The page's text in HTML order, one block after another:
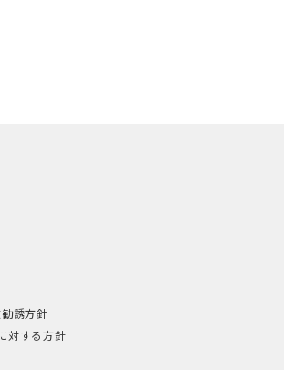
誘方針
対する方針